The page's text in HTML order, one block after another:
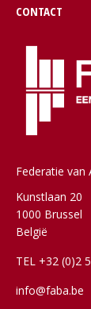
CONTACT
Federatie van
Kunstlaan 20
1000 Brussel
België
TEL +32 (0)2
info@faba.be